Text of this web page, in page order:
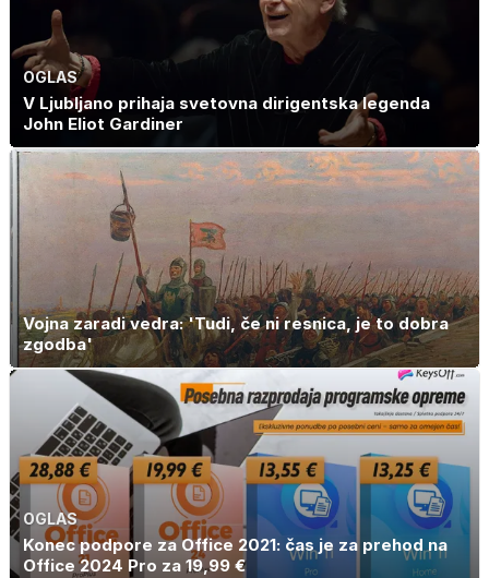
OGLAS
V Ljubljano prihaja svetovna dirigentska legenda
John Eliot Gardiner
Vojna zaradi vedra: 'Tudi, če ni resnica, je to dobra
zgodba'
OGLAS
Konec podpore za Office 2021: čas je za prehod na
Office 2024 Pro za 19,99 €